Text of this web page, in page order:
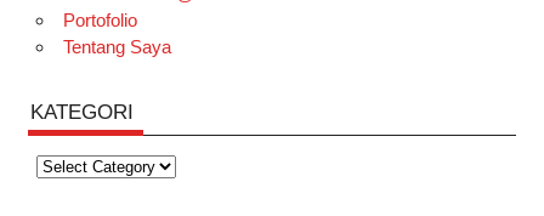
Portofolio
Tentang Saya
KATEGORI
Kategori